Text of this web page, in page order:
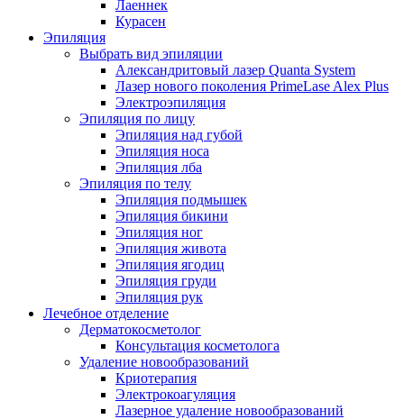
Лаеннек
Курасен
Эпиляция
Выбрать вид эпиляции
Александритовый лазер Quanta System
Лазер нового поколения PrimeLase Alex Plus
Электроэпиляция
Эпиляция по лицу
Эпиляция над губой
Эпиляция носа
Эпиляция лба
Эпиляция по телу
Эпиляция подмышек
Эпиляция бикини
Эпиляция ног
Эпиляция живота
Эпиляция ягодиц
Эпиляция груди
Эпиляция рук
Лечебное отделение
Дерматокосметолог
Консультация косметолога
Удаление новообразований
Криотерапия
Электрокоагуляция
Лазерное удаление новообразований